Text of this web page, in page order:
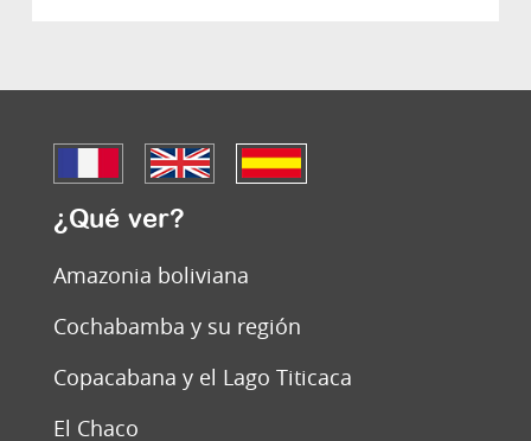
¿Qué ver?
Amazonia boliviana
Cochabamba y su región
Copacabana y el Lago Titicaca
El Chaco